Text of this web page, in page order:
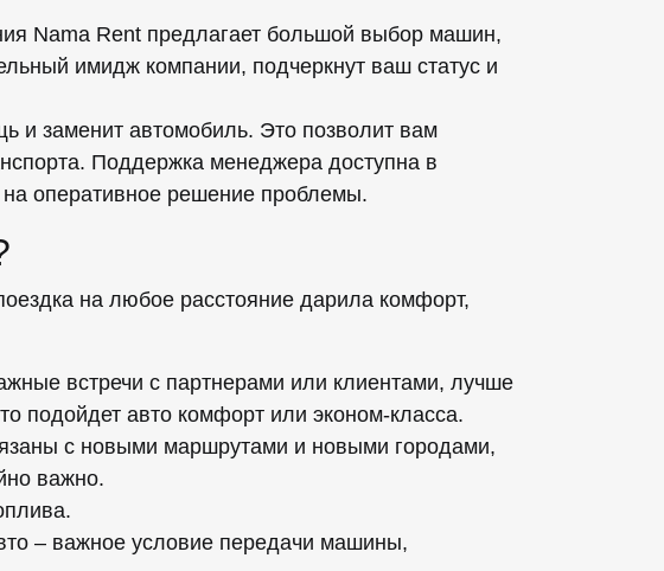
Nama Rent предлагает большой выбор машин,
имидж компании, подчеркнут ваш статус и
и заменит автомобиль. Это позволит вам
Поддержка менеджера доступна в
оперативное решение проблемы.
на любое расстояние дарила комфорт,
встречи с партнерами или клиентами, лучше
подойдет авто комфорт или эконом-класса.
с новыми маршрутами и новыми городами,
важно.
– важное условие передачи машины,